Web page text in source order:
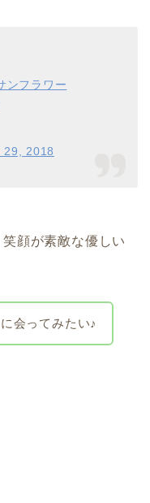
ンフラワー
29, 2018
顔が素敵な優しい
会ってみたい♪